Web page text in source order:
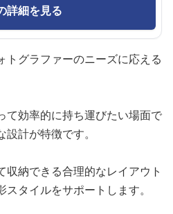
詳細を見る
トグラファーのニーズに応える
て効率的に持ち運びたい場面で
計が特徴です。
収納できる合理的なレイアウト
タイルをサポートします。